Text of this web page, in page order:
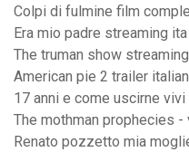
Colpi di fulmine film
Era mio padre streaming ita
The truman show
American pie 2 trailer
17 anni e come uscirne
The mothman prophecies
Renato pozzetto mia